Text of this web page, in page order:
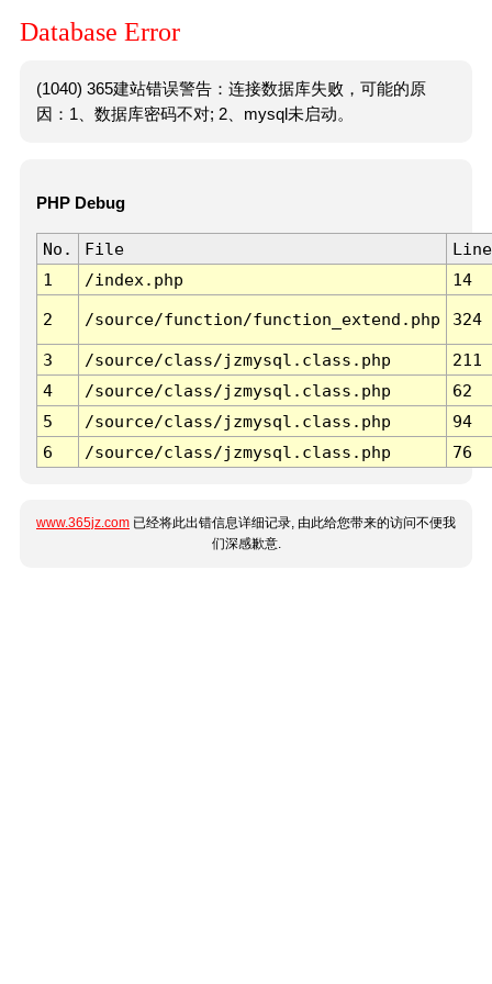
Database Error
(1040) 365建站错误警告：连接数据库失败，可能的原
因：1、数据库密码不对; 2、mysql未启动。
PHP Debug
No. File
Line
1
/index.php 14
2 /source/function/function_extend.php 324
3 /source/class/jzmysql.class.php
211
4
/source/class/jzmysql.class.php
62
5
/source/class/jzmysql.class.php
94
6
/source/class/jzmysql.class.php 76
www.365jz.com 已经将此出错信息详细记录, 由此给您带来的访问不便我
们深感歉意.